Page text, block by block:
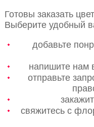
Готовы заказать
Выберите удобный
добавьте
напишите нам
отправьте
свяжитесь с